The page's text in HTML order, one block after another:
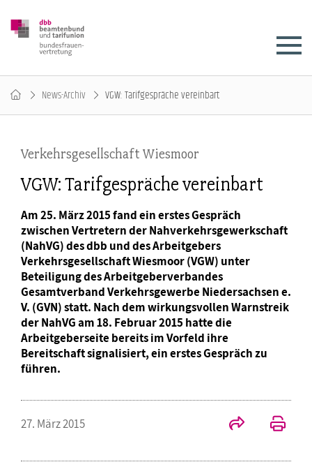
News-Archiv VGW: Tarifgespräche vereinbart
Verkehrsgesellschaft Wiesmoor
VGW: Tarifgespräche vereinbart
Am 25. März 2015 fand ein erstes Gespräch
zwischen Vertretern der Nahverkehrsgewerkschaft
(NahVG) des dbb und des Arbeitgebers
Verkehrsgesellschaft Wiesmoor (VGW) unter
Beteiligung des Arbeitgeberverbandes
Gesamtverband Verkehrsgewerbe Niedersachsen e.
V. (GVN) statt. Nach dem wirkungsvollen Warnstreik
der NahVG am 18. Februar 2015 hatte die
Arbeitgeberseite bereits im Vorfeld ihre
Bereitschaft signalisiert, ein erstes Gespräch zu
führen.
27. März 2015